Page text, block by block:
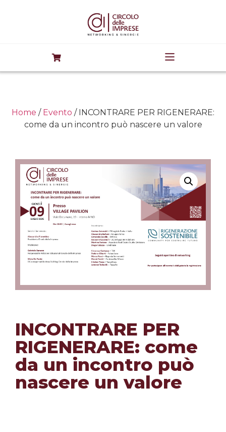
Home / Evento / INCONTRARE PER RIGENERARE:
come da un incontro può nascere un valore
INCONTRARE PER
RIGENERARE: come
da un incontro può
nascere un valore